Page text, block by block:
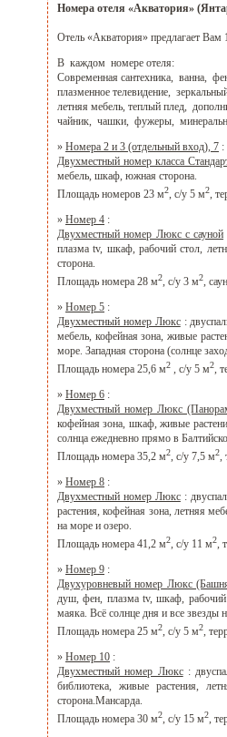
Номера отеля «Акватория»
Отель «Акватория» предлагает
В каждом номере отеля:
Современная сантехника, ванна,
плазменное телевидение,
летняя мебель, теплый плед,
чайник, чашки, фужеры,
» Номера 2 и 3 (отдельный вход), 7 :
Двухместный номер класса
мебель, шкаф, южная сторона.
Площадь номеров 23 м2, с/у 5 м2,
» Номер 4 :
Двухместный номер Люкс с сауной
плазма tv, шкаф, рабочий стол,
сторона.
Площадь номера 28 м2, с/у 3 м2,
» Номер 5 :
Двухместный номер Люкс:
мебель, кофейная зона, живые
море. Западная сторона (солнце
Площадь номера 25,6 м2 , с/у 5 м2,
» Номер 6 :
Двухместный номер Люкс
кофейная зона, шкаф, живые
солнца ежедневно прямо в
Площадь номера 35,2 м2, с/у 7,5 м2,
» Номер 8 :
Двухместный номер Люкс:
растения, кофейная зона, летняя
на море и озеро.
Площадь номера 41,2 м2, с/у 11 м2,
» Номер 9 :
Двухуровневый номер Люкс
душ, фен, плазма tv, шкаф, рабочий
маяка. Всё солнце дня и все звезды
Площадь номера 25 м2, с/у 5 м2,
» Номер 10 :
Двухместный номер Люкс:
библиотека, живые растения,
сторона.Мансарда.
Площадь номера 30 м2, с/у 15 м2,